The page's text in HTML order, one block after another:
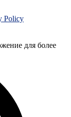
Policy
для более